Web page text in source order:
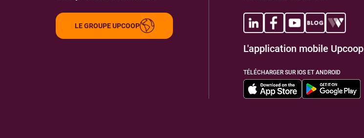
LE GROUPE UPCOOP
L'application mobile Upcoop
TÉLÉCHARGER SUR IOS ET ANDROID